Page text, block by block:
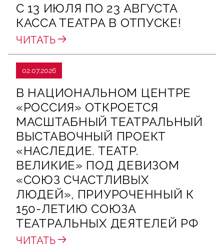
С 13 ИЮЛЯ ПО 23 АВГУСТА
КАССА ТЕАТРА В ОТПУСКЕ!
ЧИТАТЬ
02.07.2026
В НАЦИОНАЛЬНОМ ЦЕНТРЕ
«РОССИЯ» ОТКРОЕТСЯ
МАСШТАБНЫЙ ТЕАТРАЛЬНЫЙ
ВЫСТАВОЧНЫЙ ПРОЕКТ
«НАСЛЕДИЕ. ТЕАТР.
ВЕЛИКИЕ» ПОД ДЕВИЗОМ
«СОЮЗ СЧАСТЛИВЫХ
ЛЮДЕЙ», ПРИУРОЧЕННЫЙ К
150-ЛЕТИЮ СОЮЗА
ТЕАТРАЛЬНЫХ ДЕЯТЕЛЕЙ РФ
ЧИТАТЬ